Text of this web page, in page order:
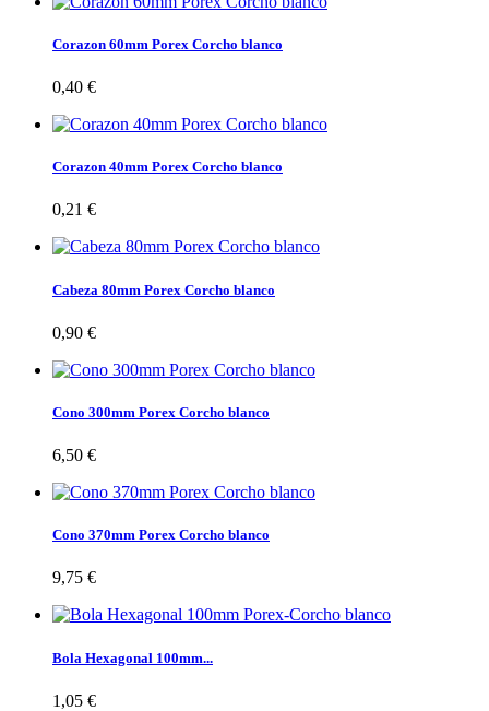
Corazon 60mm Porex Corcho blanco
0,40 €
Corazon 40mm Porex Corcho blanco
0,21 €
Cabeza 80mm Porex Corcho blanco
0,90 €
Cono 300mm Porex Corcho blanco
6,50 €
Cono 370mm Porex Corcho blanco
9,75 €
Bola Hexagonal 100mm...
1,05 €